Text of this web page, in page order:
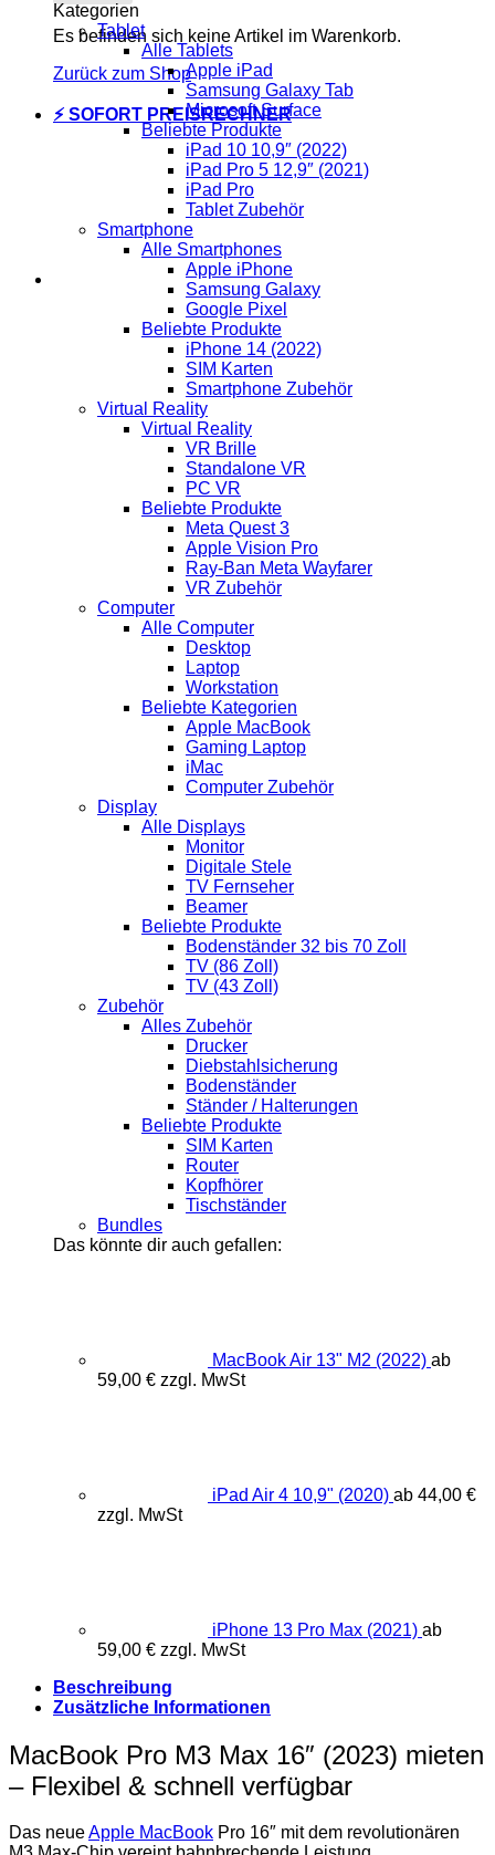
Es befinden sich keine Artikel im Warenkorb.
Zurück zum Shop
⚡ SOFORT PREISRECHNER
Kategorien
Tablet
Alle Tablets
Apple iPad
Samsung Galaxy Tab
Microsoft Surface
Beliebte Produkte
iPad 10 10,9″ (2022)
iPad Pro 5 12,9″ (2021)
iPad Pro
Tablet Zubehör
Smartphone
Alle Smartphones
Apple iPhone
Samsung Galaxy
Google Pixel
Beliebte Produkte
iPhone 14 (2022)
SIM Karten
Smartphone Zubehör
Virtual Reality
Virtual Reality
VR Brille
Standalone VR
PC VR
Beliebte Produkte
Meta Quest 3
Apple Vision Pro
Ray-Ban Meta Wayfarer
VR Zubehör
Computer
Alle Computer
Desktop
Laptop
Workstation
Beliebte Kategorien
Apple MacBook
Gaming Laptop
iMac
Computer Zubehör
Display
Alle Displays
Monitor
Digitale Stele
TV Fernseher
Beamer
Beliebte Produkte
Bodenständer 32 bis 70 Zoll
TV (86 Zoll)
TV (43 Zoll)
Zubehör
Alles Zubehör
Drucker
Diebstahlsicherung
Bodenständer
Ständer / Halterungen
Beliebte Produkte
SIM Karten
Router
Kopfhörer
Tischständer
Bundles
Das könnte dir auch gefallen:
MacBook Air 13" M2 (2022) ab
59,00 € zzgl. MwSt
iPad Air 4 10,9" (2020) ab 44,00 €
zzgl. MwSt
iPhone 13 Pro Max (2021) ab
59,00 € zzgl. MwSt
Beschreibung
Zusätzliche Informationen
MacBook Pro M3 Max 16″ (2023) mieten
– Flexibel & schnell verfügbar
Das neueApple MacBook Pro 16″ mit dem revolutionären